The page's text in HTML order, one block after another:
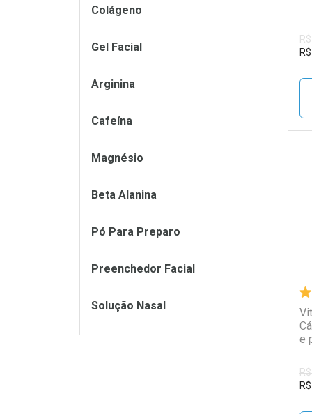
R$
e
R$
Colágeno
Gel Facial
Arginina
Cafeína
Magnésio
Beta Alanina
Pó Para Preparo
Preenchedor Facial
Solução Nasal